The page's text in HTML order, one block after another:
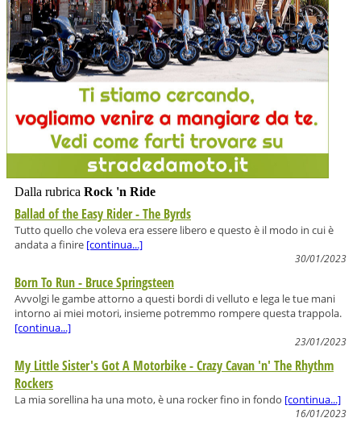
Dalla rubrica Rock 'n Ride
Ballad of the Easy Rider - The Byrds
Tutto quello che voleva era essere libero e questo è il modo in cui è
andata a finire [continua...]
30/01/2023
Born To Run - Bruce Springsteen
Avvolgi le gambe attorno a questi bordi di velluto e lega le tue mani
intorno ai miei motori, insieme potremmo rompere questa trappola.
[continua...]
23/01/2023
My Little Sister's Got A Motorbike - Crazy Cavan 'n' The Rhythm
Rockers
La mia sorellina ha una moto, è una rocker fino in fondo [continua...]
16/01/2023